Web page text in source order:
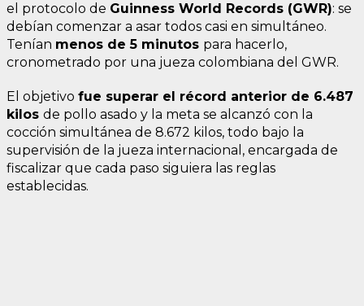
el protocolo de Guinness World Records (GWR): se
debían comenzar a asar todos casi en simultáneo.
Tenían menos de 5 minutos para hacerlo,
cronometrado por una jueza colombiana del GWR.
El objetivo fue superar el récord anterior de 6.487
kilos de pollo asado y la meta se alcanzó con la
cocción simultánea de 8.672 kilos, todo bajo la
supervisión de la jueza internacional, encargada de
fiscalizar que cada paso siguiera las reglas
establecidas.